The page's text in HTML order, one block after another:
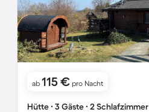
ab 115 € pro Nacht
Hütte ∙ 3 Gäste ∙ 2 Schlafzimmer